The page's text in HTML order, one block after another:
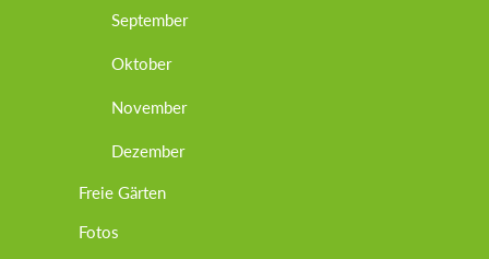
September
Oktober
November
Dezember
Freie Gärten
Fotos